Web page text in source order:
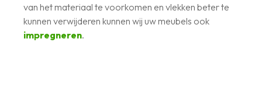
van het materiaal te voorkomen en vlekken beter te
kunnen verwijderen kunnen wij uw meubels ook
impregneren.